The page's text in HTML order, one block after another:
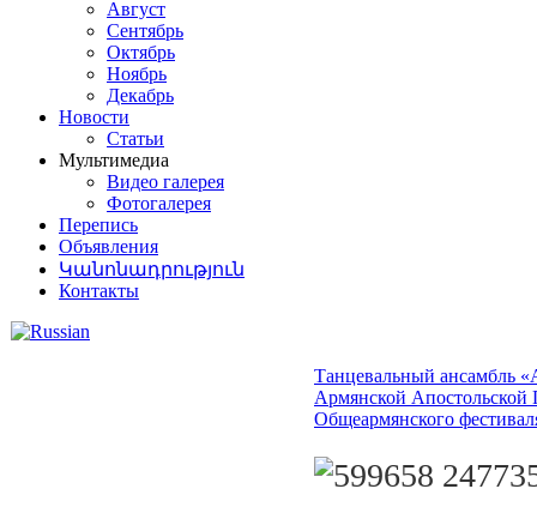
Август
Сентябрь
Октябрь
Ноябрь
Декабрь
Новости
Статьи
Мультимедиа
Видео галерея
Фотогалерея
Перепись
Объявления
Կանոնադրություն
Контакты
Танцевальный ансамбль
Армянской Апостольской
Общеармянского